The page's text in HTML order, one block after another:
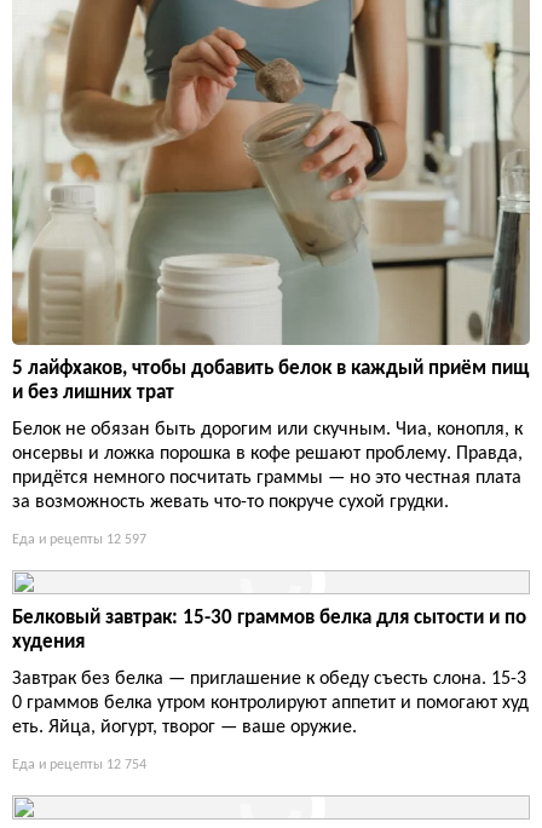
5 лайфхаков, чтобы добавить белок в каждый приём пищ
и без лишних трат
Белок не обязан быть дорогим или скучным. Чиа, конопля, к
онсервы и ложка порошка в кофе решают проблему. Правда,
придётся немного посчитать граммы — но это честная плата
за возможность жевать что-то покруче сухой грудки.
Еда и рецепты 12 597
Белковый завтрак: 15-30 граммов белка для сытости и по
худения
Завтрак без белка — приглашение к обеду съесть слона. 15-3
0 граммов белка утром контролируют аппетит и помогают худ
еть. Яйца, йогурт, творог — ваше оружие.
Еда и рецепты 12 754